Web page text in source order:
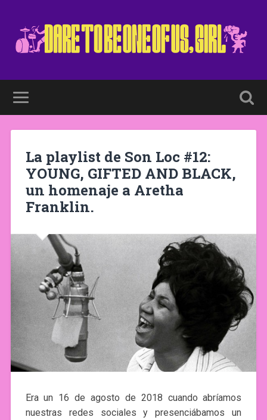
La playlist de Son Loc #12:
YOUNG, GIFTED AND BLACK,
un homenaje a Aretha
Franklin.
Era un 16 de agosto de 2018 cuando abríamos
nuestras redes sociales y presenciábamos un